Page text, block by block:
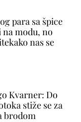
para sa špice
modu, no
nas se
Kvarner: Do
stiže se za
brodom